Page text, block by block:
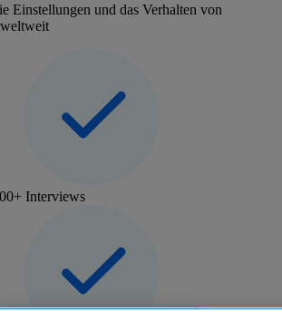
Einstellungen und das Verhalten von
Interviews